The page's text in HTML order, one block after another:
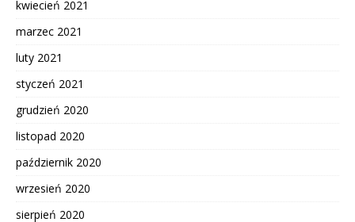
kwiecień 2021
marzec 2021
luty 2021
styczeń 2021
grudzień 2020
listopad 2020
październik 2020
wrzesień 2020
sierpień 2020